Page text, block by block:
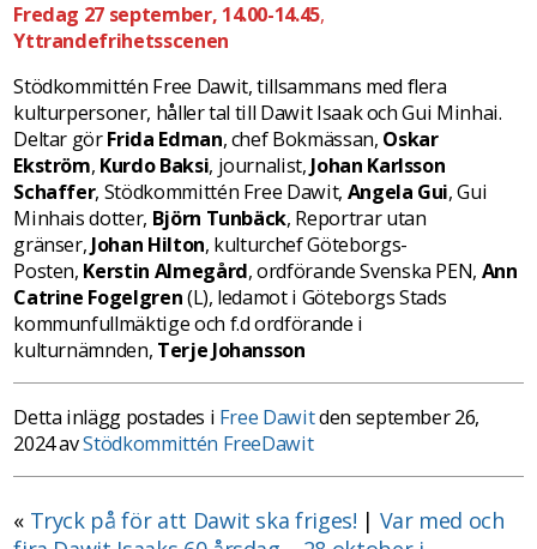
Fredag 27 september, 14.00-14.45,
Yttrandefrihetsscenen
Stödkommittén Free Dawit, tillsammans med flera
kulturpersoner, håller tal till Dawit Isaak och Gui Minhai.
Deltar görFrida Edman, chef Bokmässan, Oskar
Ekström, Kurdo Baksi, journalist, Johan Karlsson
Schaffer, Stödkommittén Free Dawit, Angela Gui, Gui
Minhais dotter, Björn Tunbäck, Reportrar utan
gränser, Johan Hilton, kulturchef Göteborgs-
Posten, Kerstin Almegård, ordförande Svenska PEN, Ann
Catrine Fogelgren(L), ledamot i Göteborgs Stads
kommunfullmäktige och f.d ordförande i
kulturnämnden, Terje Johansson
Detta inlägg postades i Free Dawitden september 26,
2024 avStödkommittén FreeDawit
« Tryck på för att Dawit ska friges! | Var med och